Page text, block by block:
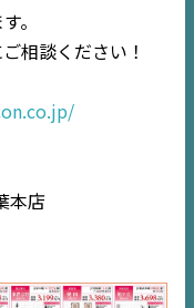
。
相談ください！
本店